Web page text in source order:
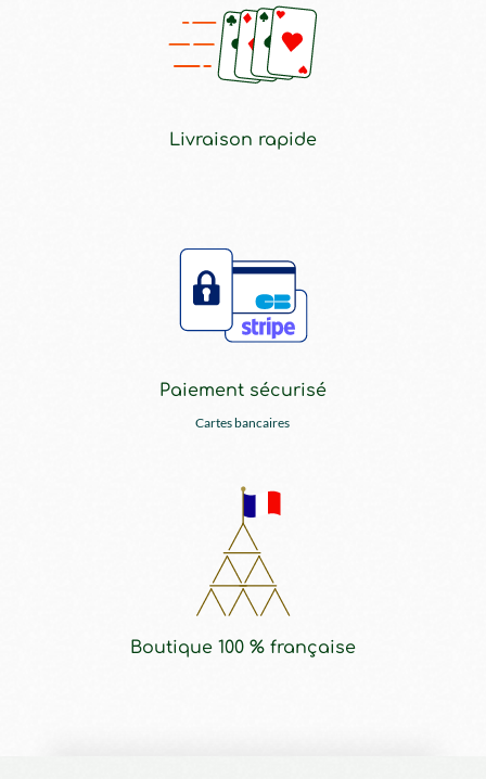
Livraison rapide
Paiement sécurisé
Cartes bancaires
Boutique 100 % française